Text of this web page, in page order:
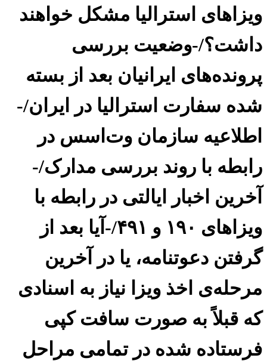
ویزاهای استرالیا مشکل خواهند
داشت؟/-وضعیت بررسی
پرونده‌های ایرانیان بعد از بسته
شده سفارت استرالیا در ایران/-
اطلاعیه سازمان وت‌اسس در
رابطه با روند بررسی مدارک/-
آخرین اخبار ایالتی در رابطه با
ویزاهای ۱۹۰ و ۴۹۱/-آیا بعد از
گرفتن دعوتنامه، یا در آخرین
مرحله‌ی‌ اخذ ویزا نیاز به اسنادی
که قبلاً به صورت سافت کپی
فرستاده شده در تمامی مراحل